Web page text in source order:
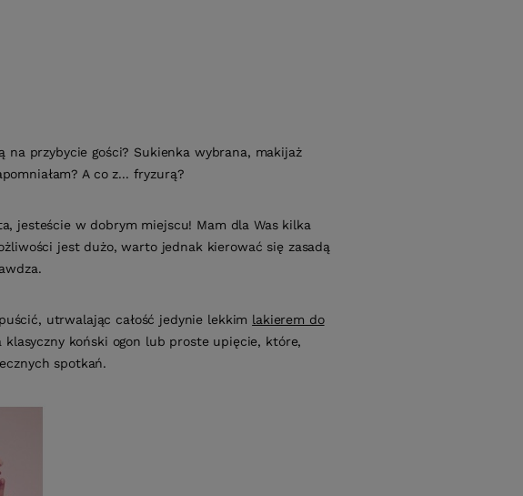
przybycie gości? Sukienka wybrana, makijaż
A co z... fryzurą?
jesteście w dobrym miejscu! Mam dla Was kilka
jest dużo, warto jednak kierować się zasadą
utrwalając całość jedynie lekkim lakierem do
koński ogon lub proste upięcie, które,
spotkań.